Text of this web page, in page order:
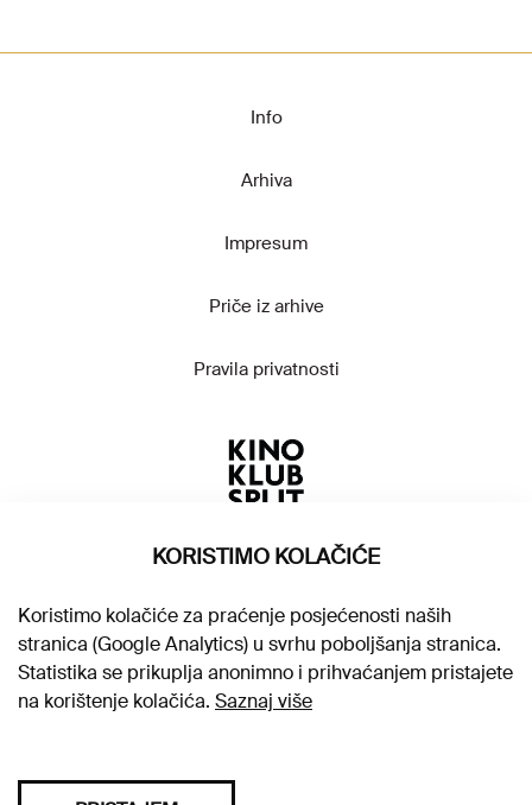
Info
Arhiva
Impresum
Priče iz arhive
Pravila privatnosti
KORISTIMO KOLAČIĆE
Koristimo kolačiće za praćenje posjećenosti naših
stranica (Google Analytics) u svrhu poboljšanja stranica.
Statistika se prikuplja anonimno i prihvaćanjem pristajete
na korištenje kolačića. Saznaj više